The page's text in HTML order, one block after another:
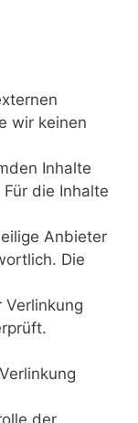
wir keinen
Inhalte
die Inhalte
Anbieter
Die
der